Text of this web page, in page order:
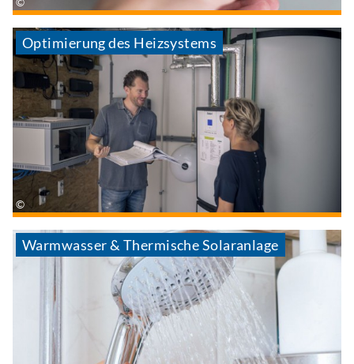
Optimierung des Heizsystems
Warmwasser & Thermische Solaranlage